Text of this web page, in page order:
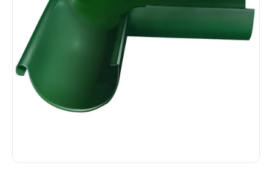
Сваи винтовые
Кровля